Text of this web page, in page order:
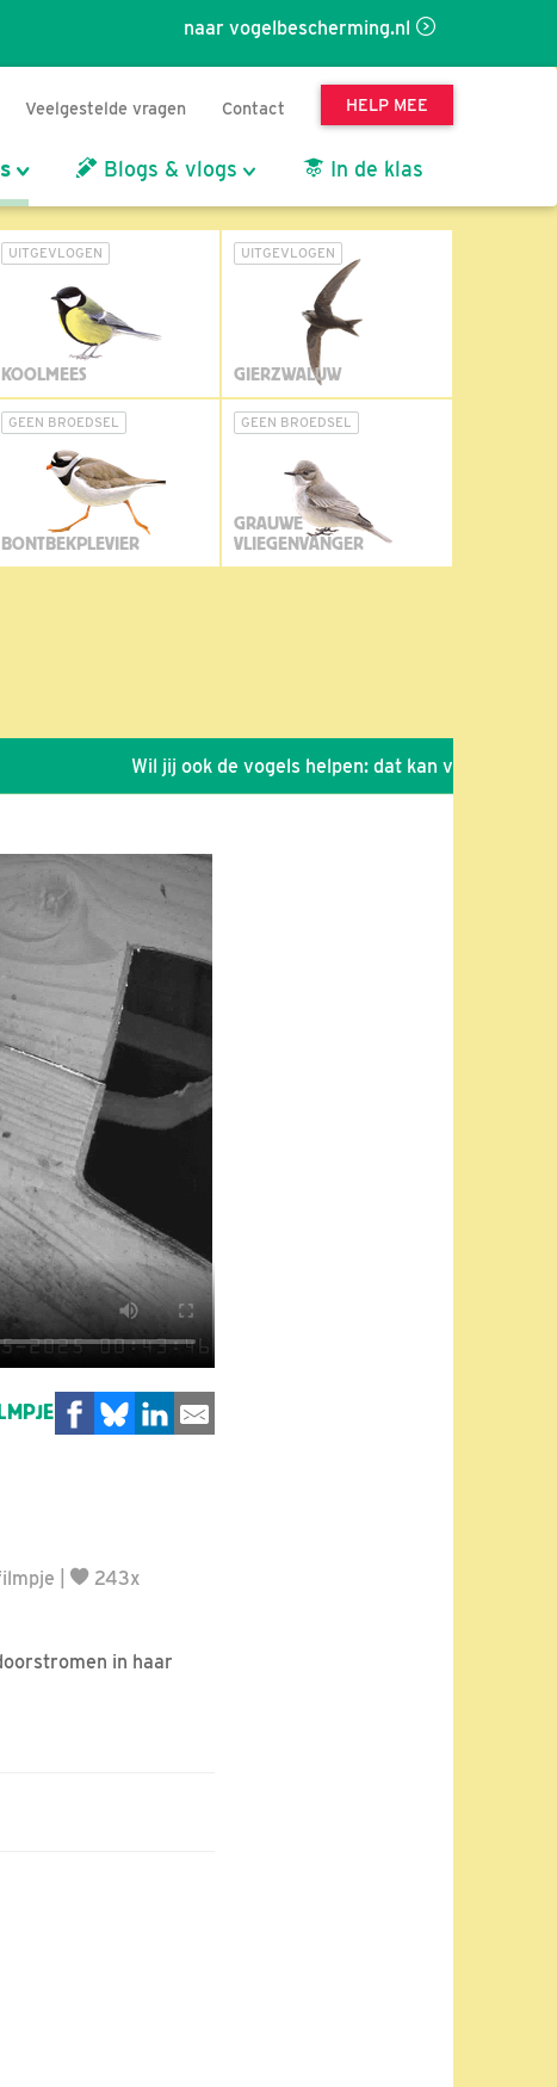
naar vogelbescherming.nl
Veelgestelde vragen Contact HELP MEE
Blogs & vlogs In de klas
UITGEVLOGEN
KOOLMEES
UITGEVLOGEN
GIERZWALUW
GEEN BROEDSEL
BONTBEKPLEVIER
GEEN BROEDSEL
GRAUWE
VLIEGENVANGER
Wil jij ook de vogels helpen: dat kan via de link!
243x
in haar